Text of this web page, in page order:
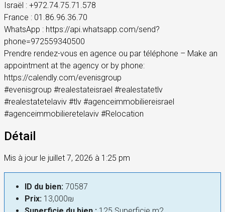
Israël : +972.74.75.71.578
France : 01.86.96.36.70
WhatsApp : https://api.whatsapp.com/send?
phone=972559340500
Prendre rendez-vous en agence ou par téléphone – Make an
appointment at the agency or by phone:
https://calendly.com/evenisgroup
#evenisgroup #realestateisrael #realestatetlv
#realestatetelaviv #tlv #agenceimmobiliereisrael
#agenceimmobilieretelaviv #Relocation
Détail
Mis à jour le juillet 7, 2026 à 1:25 pm
ID du bien: 70587
Prix: 13,000₪